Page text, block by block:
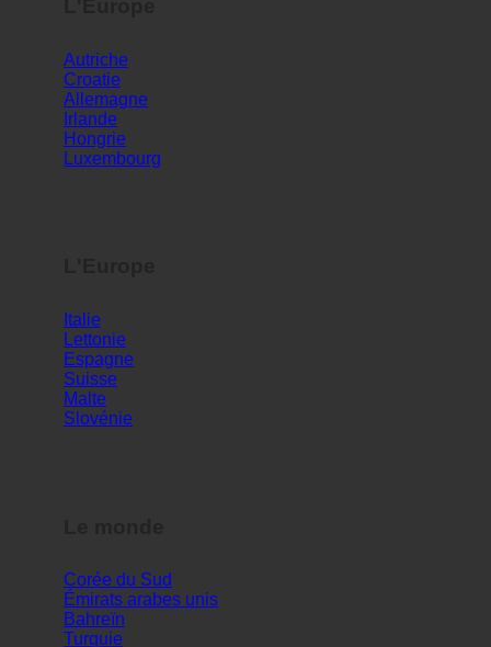
Autriche
Croatie
Allemagne
Irlande
Hongrie
Luxembourg
Italie
Lettonie
Espagne
Suisse
Malte
Slovénie
Corée du Sud
Émirats arabes unis
Bahreïn
Turquie